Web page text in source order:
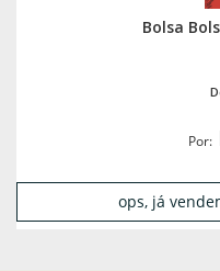
Bolsa
Por:
ops, já